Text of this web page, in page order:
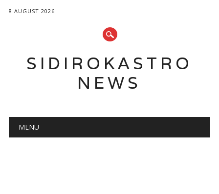
8 AUGUST 2026
SIDIROKASTRO
NEWS
Main menu
MENU